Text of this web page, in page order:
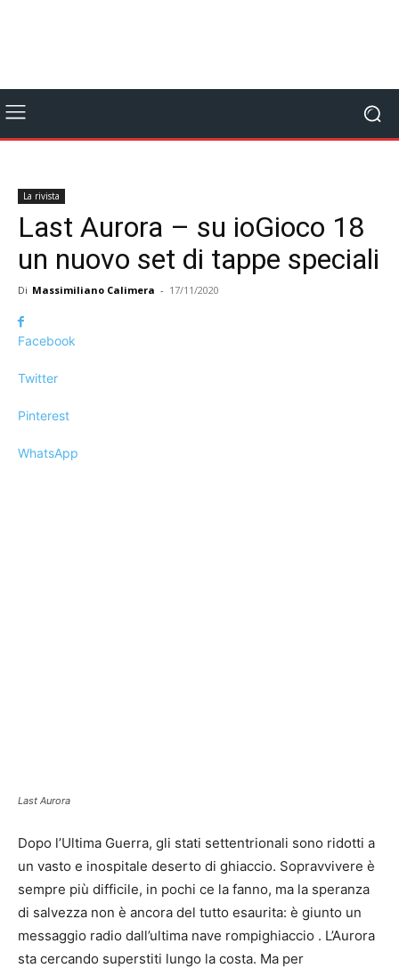
La rivista
Last Aurora – su ioGioco 18
un nuovo set di tappe speciali
Di Massimiliano Calimera - 17/11/2020
Facebook
Twitter
Pinterest
WhatsApp
Last Aurora
Dopo l’Ultima Guerra, gli stati settentrionali sono ridotti a
un vasto e inospitale deserto di ghiaccio. Sopravvivere è
sempre più difficile, in pochi ce la fanno, ma la speranza
di salvezza non è ancora del tutto esaurita: è giunto un
messaggio radio dall’ultima nave rompighiaccio . L’Aurora
sta cercando superstiti lungo la costa. Ma per